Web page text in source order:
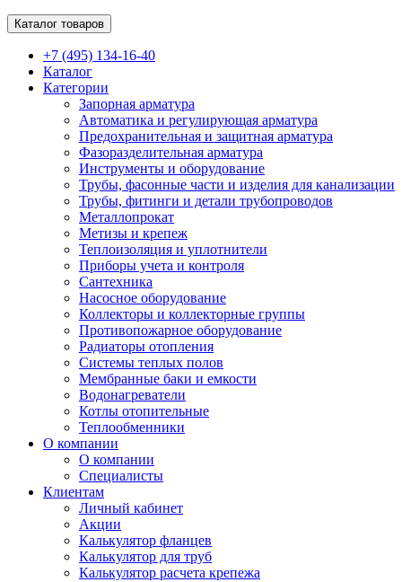
Каталог товаров
+7 (495) 134-16-40
Каталог
Категории
Запорная арматура
Автоматика и регулирующая арматура
Предохранительная и защитная арматура
Фазоразделительная арматура
Инструменты и оборудование
Трубы, фасонные части и изделия для канализации
Трубы, фитинги и детали трубопроводов
Металлопрокат
Метизы и крепеж
Теплоизоляция и уплотнители
Приборы учета и контроля
Сантехника
Насосное оборудование
Коллекторы и коллекторные группы
Противопожарное оборудование
Радиаторы отопления
Системы теплых полов
Мембранные баки и емкости
Водонагреватели
Котлы отопительные
Теплообменники
О компании
О компании
Специалисты
Клиентам
Личный кабинет
Акции
Калькулятор фланцев
Калькулятор для труб
Калькулятор расчета крепежа